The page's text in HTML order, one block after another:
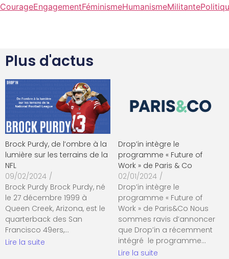
CourageEngagementFéminismeHumanismeMilitante
Plus d'actus
Brock Purdy, de l’ombre à la
lumière sur les terrains de la
NFL
09/02/2024 /
Brock Purdy Brock Purdy, né
le 27 décembre 1999 à
Queen Creek, Arizona, est le
quarterback des San
Francisco 49ers,…
Lire la suite
Drop’in intègre le
programme « Future of
Work » de Paris & Co
02/01/2024 /
Drop’in intègre le
programme « Future of
Work » de Paris&Co Nous
sommes ravis d’annoncer
que Drop’in a récemment
intégré le programme…
Lire la suite